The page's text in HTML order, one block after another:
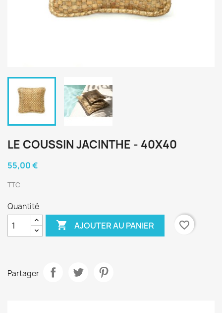
LE COUSSIN JACINTHE - 40X40
55,00 €
TTC
Quantité
 AJOUTER AU PANIER favorite_border
Partager